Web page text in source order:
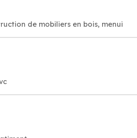
de mobiliers en bois, menui